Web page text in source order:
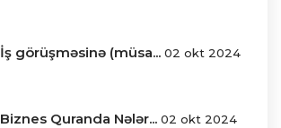
İş görüşməsinə (müsa... 02 okt 2024
Biznes Quranda Nələr... 02 okt 2024